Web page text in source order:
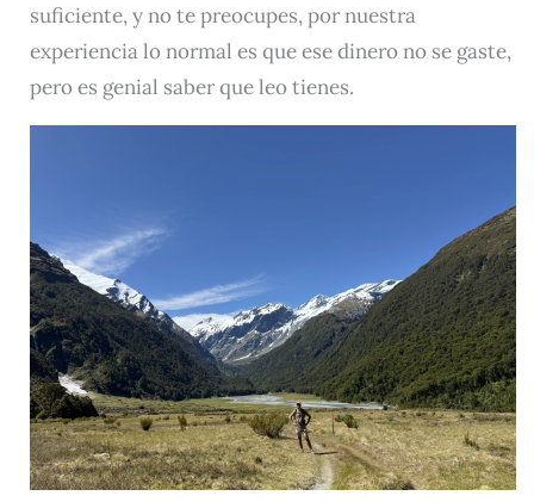
suficiente, y no te preocupes, por nuestra
experiencia lo normal es que ese dinero no se gaste,
pero es genial saber que leo tienes.